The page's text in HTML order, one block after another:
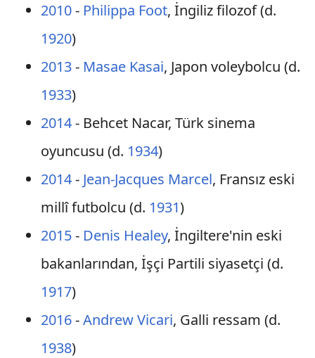
2010- Philippa Foot, İngiliz filozof (d.
1920)
2013- Masae Kasai, Japon voleybolcu (d.
1933)
2014- Behcet Nacar, Türk sinema
oyuncusu (d. 1934)
2014- Jean-Jacques Marcel, Fransız eski
millî futbolcu (d. 1931)
2015- Denis Healey, İngiltere'nin eski
bakanlarından, İşçi Partili siyasetçi (d.
1917)
2016-Andrew Vicari, Galli ressam (d.
1938)